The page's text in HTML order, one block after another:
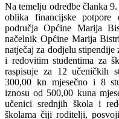
Na temelju odredbe članka
oblika financijske potpore
područja Općine Marija
načelnik Općine Marija
natječaj za dodjelu stipendije
i redovitim studentima za
raspisuje za 12 učeničkih
300,00 kn mjesečno i 8
iznosu od 500,00 kuna
učenici srednjih škola i
školama čiji roditelji,